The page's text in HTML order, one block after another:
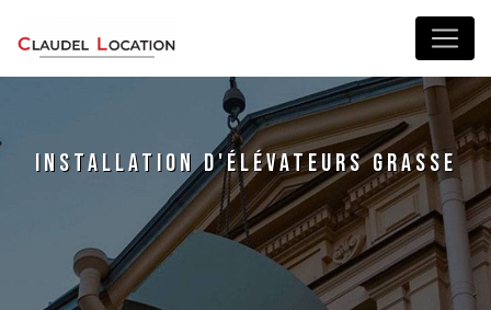
installation d'élévateurs Grasse